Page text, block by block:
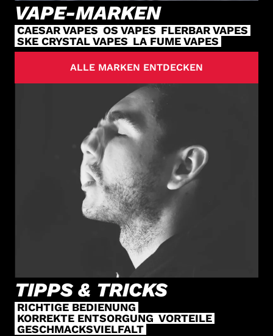
VAPE-MARKEN
CAESAR VAPES OS VAPES FLERBAR VAPES
SKE CRYSTAL VAPES LA FUME VAPES
ALLE MARKEN ENTDECKEN
TIPPS & TRICKS
RICHTIGE BEDIENUNG
KORREKTE ENTSORGUNG VORTEILE
GESCHMACKSVIELFALT